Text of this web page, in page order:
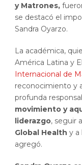
y Matrones,
se destacó el
Sandra Oyarzo.
La académica,
América Latina y
Internacional de
reconocimiento y
profunda
movimiento y
liderazgo, seguir
Global Health y a
agregó.